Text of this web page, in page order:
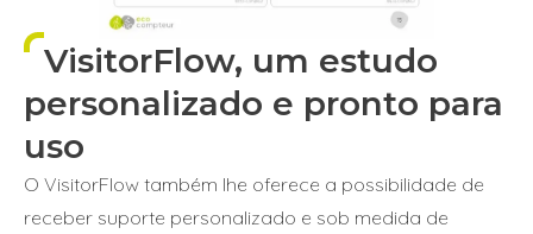
VisitorFlow, um estudo
personalizado e pronto para
uso
O VisitorFlow também lhe oferece a possibilidade de
receber suporte personalizado e sob medida de